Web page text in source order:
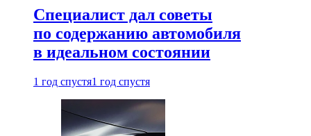
Специалист дал советы
по содержанию автомобиля
в идеальном состоянии
1 год спустя1 год спустя